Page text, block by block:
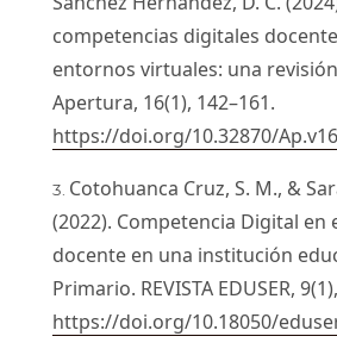
competencias digitales
entornos virtuales: una
Apertura, 16(1), 142–161.
https://doi.org/10.32870/
Cotohuanca Cruz, S. M., &
(2022). Competencia Digital en
docente en una institución
Primario. REVISTA EDUSER,
https://doi.org/10.18050/